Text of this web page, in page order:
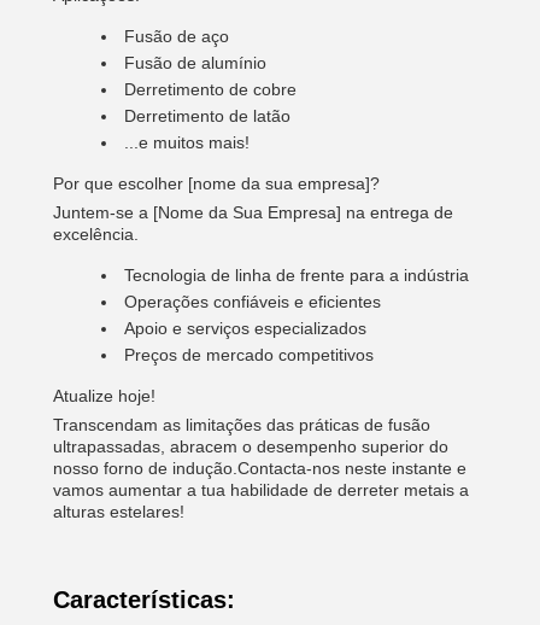
Fusão de aço
Fusão de alumínio
Derretimento de cobre
Derretimento de latão
...e muitos mais!
Por que escolher [nome da sua empresa]?
Juntem-se a [Nome da Sua Empresa] na entrega de
excelência.
Tecnologia de linha de frente para a indústria
Operações confiáveis e eficientes
Apoio e serviços especializados
Preços de mercado competitivos
Atualize hoje!
Transcendam as limitações das práticas de fusão
ultrapassadas, abracem o desempenho superior do
nosso forno de indução.Contacta-nos neste instante e
vamos aumentar a tua habilidade de derreter metais a
alturas estelares!
Características: